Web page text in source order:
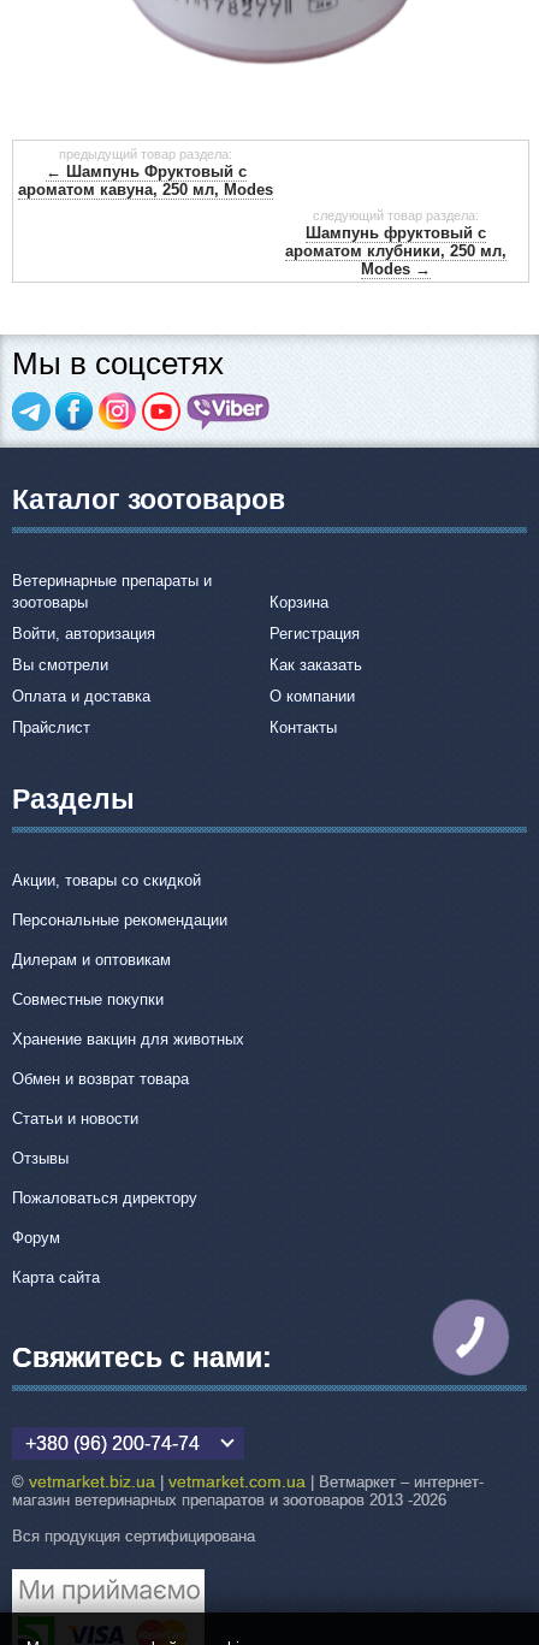
предыдущий товар раздела:
← Шампунь Фруктовый с
ароматом кавуна, 250 мл, Modes
следующий товар раздела:
Шампунь фруктовый с
ароматом клубники, 250 мл,
Modes →
Мы в соцсетях
Каталог зоотоваров
Ветеринарные препараты и
зоотовары
Корзина
Войти, авторизация
Регистрация
Вы смотрели
Как заказать
Оплата и доставка
О компании
Прайслист
Контакты
Разделы
Акции, товары со скидкой
Персональные рекомендации
Дилерам и оптовикам
Совместные покупки
Хранение вакцин для животных
Обмен и возврат товара
Статьи и новости
Отзывы
Пожаловаться директору
Форум
Карта сайта
Свяжитесь с нами:
+380 (96) 200-74-74
© vetmarket.biz.ua vetmarket.com.ua | Ветмаркет – интернет-
магазин ветеринарных препаратов и зоотоваров 2013 -2026
Вся продукция сертифицирована
КНОПКА
СВЯЗИ